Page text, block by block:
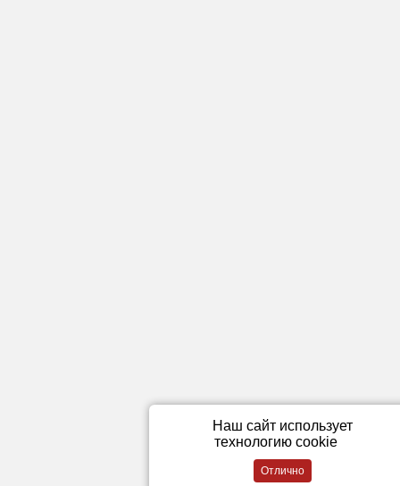
Наш сайт использует
технологию cookie